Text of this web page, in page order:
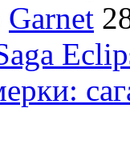
Garnet